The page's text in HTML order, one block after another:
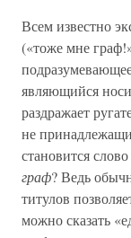
Всем известно
(«тоже мне
являющийся
раздражает
не
становится
граф? Ведь
титулов
можно сказать